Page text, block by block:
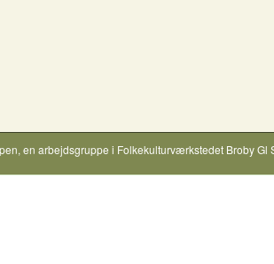
, en arbejdsgruppe i Folkekulturværkstedet Broby Gl